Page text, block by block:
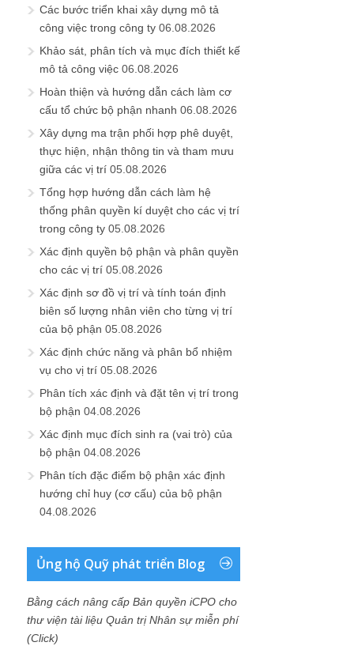
Các bước triển khai xây dựng mô tả
công việc trong công ty 06.08.2026
Khảo sát, phân tích và mục đích thiết kế
mô tả công việc 06.08.2026
Hoàn thiện và hướng dẫn cách làm cơ
cấu tổ chức bộ phận nhanh 06.08.2026
Xây dựng ma trận phối hợp phê duyệt,
thực hiện, nhận thông tin và tham mưu
giữa các vị trí 05.08.2026
Tổng hợp hướng dẫn cách làm hệ
thống phân quyền kí duyệt cho các vị trí
trong công ty 05.08.2026
Xác định quyền bộ phận và phân quyền
cho các vị trí 05.08.2026
Xác định sơ đồ vị trí và tính toán định
biên số lượng nhân viên cho từng vị trí
của bộ phận 05.08.2026
Xác định chức năng và phân bổ nhiệm
vụ cho vị trí 05.08.2026
Phân tích xác định và đặt tên vị trí trong
bộ phận 04.08.2026
Xác định mục đích sinh ra (vai trò) của
bộ phận 04.08.2026
Phân tích đặc điểm bộ phận xác định
hướng chỉ huy (cơ cấu) của bộ phận
04.08.2026
Ủng hộ Quỹ phát triển Blog
Bằng cách nâng cấp Bản quyền iCPO cho
thư viện tài liệu Quản trị Nhân sự miễn phí
(Click)